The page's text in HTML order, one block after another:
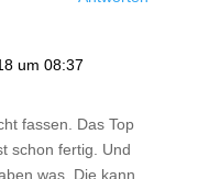
um 08:37
fassen. Das Top
schon fertig. Und
was. Die kann